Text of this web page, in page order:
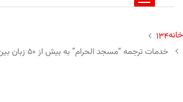
خانه۱۳۴
خدمات ترجمه “مسجد الحرام” به بیش از ۵۰ زبان بین المللی توسعه می یابد